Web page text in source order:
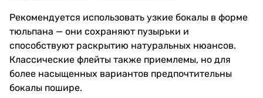
Рекомендуется использовать узкие бокалы в форме
тюльпана — они сохраняют пузырьки и
способствуют раскрытию натуральных нюансов.
Классические флейты также приемлемы, но для
более насыщенных вариантов предпочтительны
бокалы пошире.